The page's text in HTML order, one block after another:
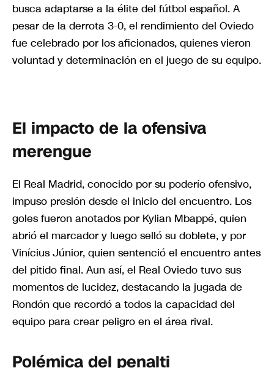
busca adaptarse a la élite del fútbol español. A
pesar de la derrota 3-0, el rendimiento del Oviedo
fue celebrado por los aficionados, quienes vieron
voluntad y determinación en el juego de su equipo.
El impacto de la ofensiva
merengue
El Real Madrid, conocido por su poderío ofensivo,
impuso presión desde el inicio del encuentro. Los
goles fueron anotados por Kylian Mbappé, quien
abrió el marcador y luego selló su doblete, y por
Vinícius Júnior, quien sentenció el encuentro antes
del pitido final. Aun así, el Real Oviedo tuvo sus
momentos de lucidez, destacando la jugada de
Rondón que recordó a todos la capacidad del
equipo para crear peligro en el área rival.
Polémica del penalti